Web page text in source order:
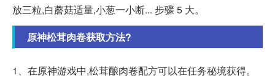
放三粒,白蘑菇适量,小葱一小断... 步骤 5 大。
原神松茸肉卷获取方法?
1、在原神游戏中,松茸酿肉卷配方可以在任务秘境获得。